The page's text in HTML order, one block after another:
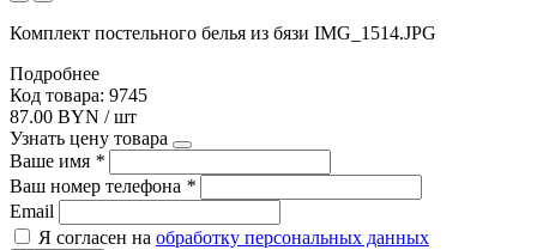
Комплект постельного белья из бязи IMG_1514.JPG
Подробнее
Код товара: 9745
87.00 BYN / шт
Узнать цену товара
Ваше имя *
Ваш номер телефона *
Email
Я согласен на обработку персональных данных